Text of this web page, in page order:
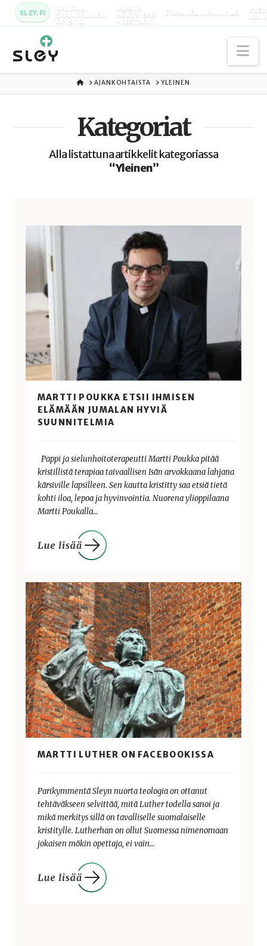
SLEY.FI KARKUN
EVANKELINEN
OPISTO
MAATA
NÄKYVISSÄ
-FESTARIT
EVANKELIUMIJUHLA
ETUSIVU
AJANKOHTAISTA YLEINEN
Kategoriat
Alla listattuna artikkelit kategoriassa
“Yleinen”
MARTTI POUKKA ETSII IHMISEN
ELÄMÄÄN JUMALAN HYVIÄ
SUUNNITELMIA
Pappi ja sielunhoitoterapeutti Martti Poukka pitää
kristillistä terapiaa taivaallisen Isän arvokkaana lahjana
kärsiville lapsilleen. Sen kautta kristitty saa etsiä tietä
kohti iloa, lepoa ja hyvinvointia. Nuorena ylioppilaana
Martti Poukalla…
MARTTI LUTHER ON FACEBOOKISSA
Parikymmentä Sleyn nuorta teologia on ottanut
tehtäväkseen selvittää, mitä Luther todella sanoi ja
mikä merkitys sillä on tavalliselle suomalaiselle
kristitylle. Lutherhan on ollut Suomessa nimenomaan
jokaisen mökin opettaja, ei vain…